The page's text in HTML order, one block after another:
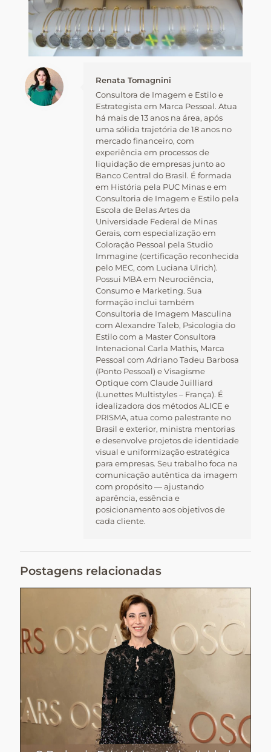
Renata Tomagnini
Consultora de Imagem e Estilo e
Estrategista em Marca Pessoal. Atua
há mais de 13 anos na área, após
uma sólida trajetória de 18 anos no
mercado financeiro, com
experiência em processos de
liquidação de empresas junto ao
Banco Central do Brasil. É formada
em História pela PUC Minas e em
Consultoria de Imagem e Estilo pela
Escola de Belas Artes da
Universidade Federal de Minas
Gerais, com especialização em
Coloração Pessoal pela Studio
Immagine (certificação reconhecida
pelo MEC, com Luciana Ulrich).
Possui MBA em Neurociência,
Consumo e Marketing. Sua
formação inclui também
Consultoria de Imagem Masculina
com Alexandre Taleb, Psicologia do
Estilo com a Master Consultora
Intenacional Carla Mathis, Marca
Pessoal com Adriano Tadeu Barbosa
(Ponto Pessoal) e Visagisme
Optique com Claude Juilliard
(Lunettes Multistyles – França). É
idealizadora dos métodos ALICE e
PRISMA, atua como palestrante no
Brasil e exterior, ministra mentorias
e desenvolve projetos de identidade
visual e uniformização estratégica
para empresas. Seu trabalho foca na
comunicação autêntica da imagem
com propósito — ajustando
aparência, essência e
posicionamento aos objetivos de
cada cliente.
Postagens relacionadas